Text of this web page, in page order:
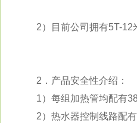
2）目前公司拥有5T-12
2．产品安全性介绍 ：
1）每组加热管均配有
2）热水器控制线路配